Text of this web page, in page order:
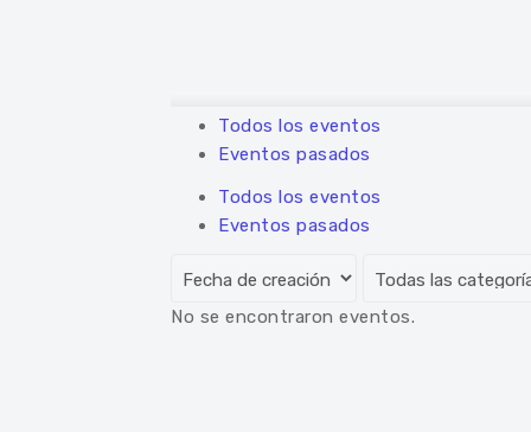
Todos los eventos
Eventos pasados
Todos los eventos
Eventos pasados
No se encontraron eventos.